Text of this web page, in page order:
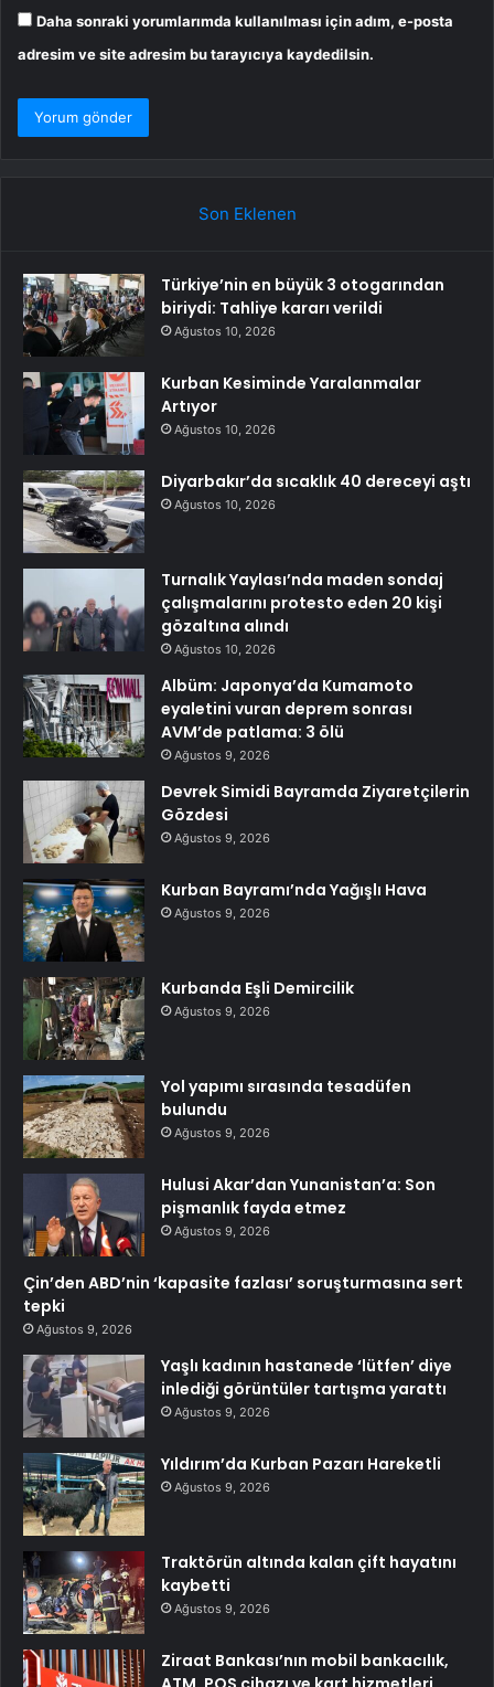
Daha sonraki yorumlarımda kullanılması için adım, e-posta
adresim ve site adresim bu tarayıcıya kaydedilsin.
Son Eklenen
Türkiye’nin en büyük 3 otogarından
biriydi: Tahliye kararı verildi
Ağustos 10, 2026
Kurban Kesiminde Yaralanmalar
Artıyor
Ağustos 10, 2026
Diyarbakır’da sıcaklık 40 dereceyi aştı
Ağustos 10, 2026
Turnalık Yaylası’nda maden sondaj
çalışmalarını protesto eden 20 kişi
gözaltına alındı
Ağustos 10, 2026
Albüm: Japonya’da Kumamoto
eyaletini vuran deprem sonrası
AVM’de patlama: 3 ölü
Ağustos 9, 2026
Devrek Simidi Bayramda Ziyaretçilerin
Gözdesi
Ağustos 9, 2026
Kurban Bayramı’nda Yağışlı Hava
Ağustos 9, 2026
Kurbanda Eşli Demircilik
Ağustos 9, 2026
Yol yapımı sırasında tesadüfen
bulundu
Ağustos 9, 2026
Hulusi Akar’dan Yunanistan’a: Son
pişmanlık fayda etmez
Ağustos 9, 2026
Çin’den ABD’nin ‘kapasite fazlası’ soruşturmasına sert
tepki
Ağustos 9, 2026
Yaşlı kadının hastanede ‘lütfen’ diye
inlediği görüntüler tartışma yarattı
Ağustos 9, 2026
Yıldırım’da Kurban Pazarı Hareketli
Ağustos 9, 2026
Traktörün altında kalan çift hayatını
kaybetti
Ağustos 9, 2026
Ziraat Bankası’nın mobil bankacılık,